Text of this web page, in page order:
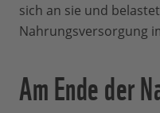
sich an sie und
Nahrungsversorgung
Am Ende der